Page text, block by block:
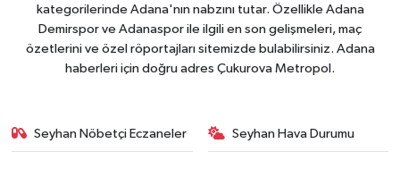
kategorilerinde Adana'nın nabzını tutar. Özellikle Adana
Demirspor ve Adanaspor ile ilgili en son gelişmeleri, maç
özetlerini ve özel röportajları sitemizde bulabilirsiniz. Adana
haberleri için doğru adres Çukurova Metropol.
Seyhan Nöbetçi Eczaneler Seyhan Hava Durumu